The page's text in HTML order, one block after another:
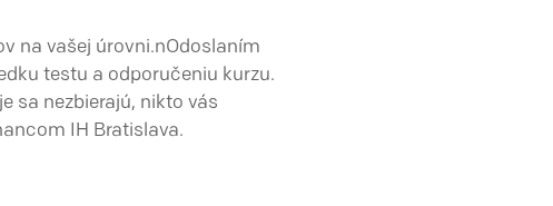
na vašej úrovni.nOdoslaním
testu a odporučeniu kurzu.
sa nezbierajú, nikto vás
IH Bratislava.